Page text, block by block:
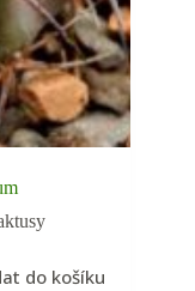
do košíku